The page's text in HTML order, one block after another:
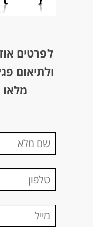
לפרטים
ולתיאום